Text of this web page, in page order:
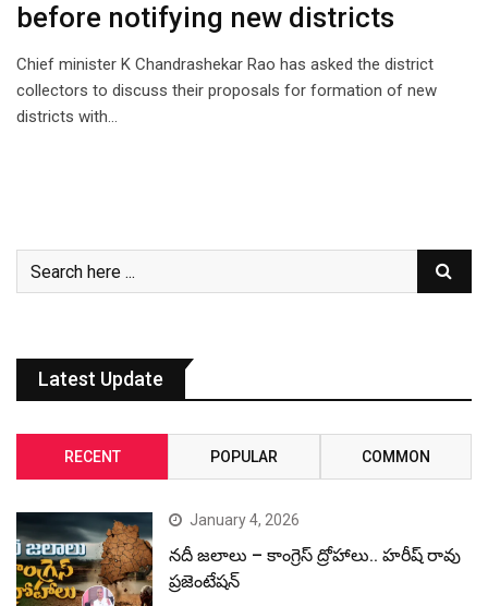
before notifying new districts
Chief minister K Chandrashekar Rao has asked the district
collectors to discuss their proposals for formation of new
districts with…
Latest Update
RECENT POPULAR COMMON
January 4, 2026
నదీ జలాలు – కాంగ్రెస్ ద్రోహాలు.. హరీష్ రావు
ప్రజెంటేషన్